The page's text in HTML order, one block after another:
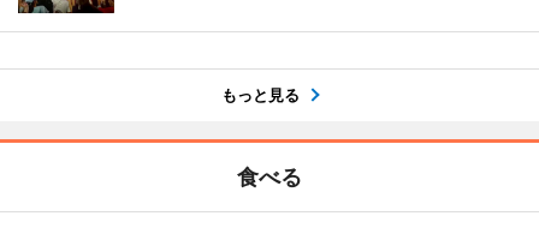
もっと見る
食べる